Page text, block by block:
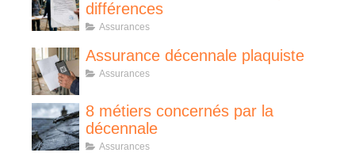
différences
Assurances
Assurance décennale plaquiste
Assurances
8 métiers concernés par la
décennale
Assurances